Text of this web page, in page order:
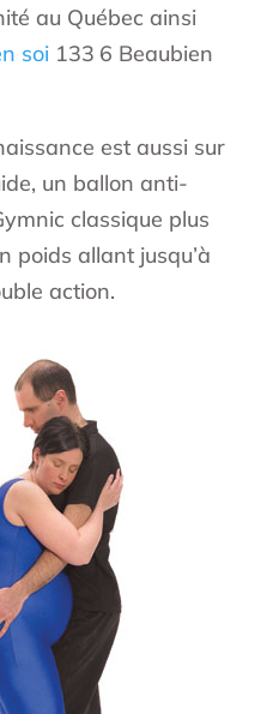
au Québec ainsi
soi 133 6 Beaubien
est aussi sur
un ballon anti-
classique plus
poids allant jusqu’à
action.